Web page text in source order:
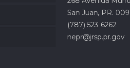
San Juan, PR.
(787) 523-6262
nepr@jrsp.pr.gov